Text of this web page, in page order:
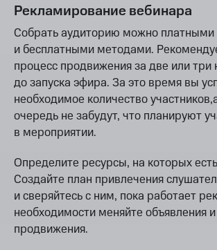
Рекламирование вебинара
Собрать аудиторию можно платными
и бесплатными методами.
процесс продвижения за две или три
до запуска эфира. За это время вы
необходимое количество
очередь не забудут, что планируют
в мероприятии.
Определите ресурсы, на которых
Создайте план привлечения
и сверяйтесь с ним, пока работает
необходимости меняйте объявления
продвижения.